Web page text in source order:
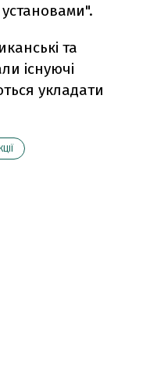
та
існуючі
укладати